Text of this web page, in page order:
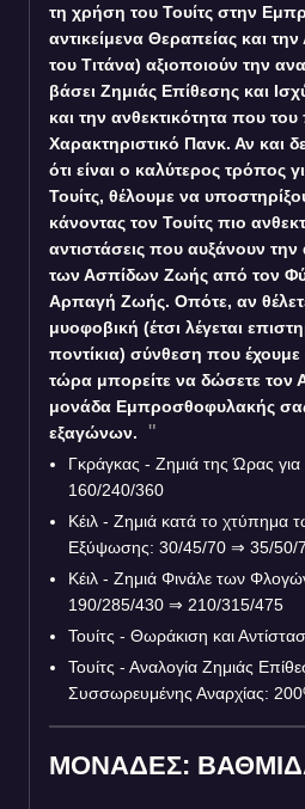
τη χρήση του Τουίτς στην
αντικείμενα Θεραπείας και
του Τιτάνα) αξιοποιούν την
βάσει Ζημιάς Επίθεσης και
και την ανθεκτικότητα που
Χαρακτηριστικό Πανκ. Αν και
ότι είναι ο καλύτερος τρόπος
Τουίτς, θέλουμε να
κάνοντας τον Τουίτς πιο
αντιστάσεις που αυξάνουν
των Ασπίδων Ζωής από τον
Αρπαγή Ζωής. Οπότε, αν
μυοφοβική (έτσι λέγεται
ποντίκια) σύνθεση που
τώρα μπορείτε να δώσετε τον
μονάδα Εμπροσθοφυλακής
εξαγώνων.
Γκράγκας - Ζημιά της Ώρας
160/240/360
Κέιλ - Ζημιά κατά το χτύπημα
Εξύψωσης: 30/45/70 ⇒ 35/50/
Κέιλ - Ζημιά Φινάλε των
190/285/430 ⇒ 210/315/475
Τουίτς - Θωράκιση και
Τουίτς - Αναλογία Ζημιάς
Συσσωρευμένης Αναρχίας:
ΜΟΝΑΔΕΣ: